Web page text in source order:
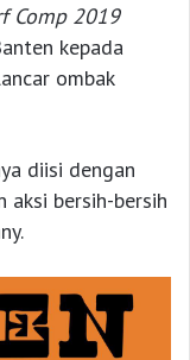
Comp 2019
kepada
ombak
diisi dengan
aksi bersih-bersih